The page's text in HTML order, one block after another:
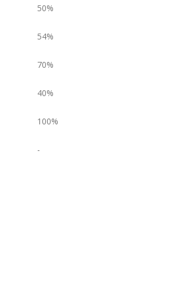
50%
54%
70%
40%
100%
-